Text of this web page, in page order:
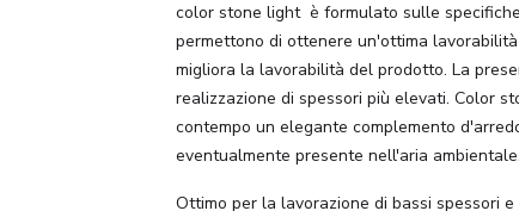
color stone light è formulato sulle
permettono di ottenere un'ottima
migliora la lavorabilità del prodotto. La
realizzazione di spessori più elevati. Color
contempo un elegante complemento
eventualmente presente nell'aria ambientale.
Ottimo per la lavorazione di bassi spessori e